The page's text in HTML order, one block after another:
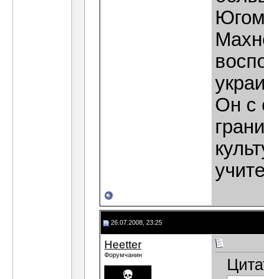
Он с
26.07.2008, 23:25
Heetter
Форумчанин